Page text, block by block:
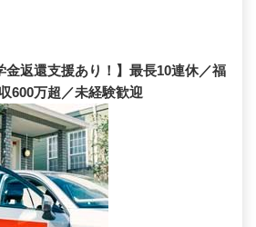
金返還支援あり！】最長10連休／福
600万超／未経験歓迎